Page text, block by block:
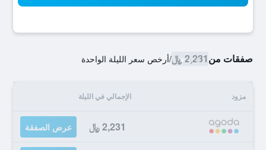
صفقات من2,231 ﷼ /أرخص سعر الليلة الواحدة
مزود الإجمالي في الليلة
2,231 ﷼ عرض الصفقة